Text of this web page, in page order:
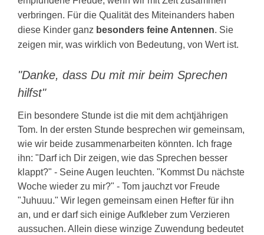
verbringen. Für die Qualität des Miteinanders haben
diese Kinder ganz besonders feine Antennen. Sie
zeigen mir, was wirklich von Bedeutung, von Wert ist.
"Danke, dass Du mit mir beim Sprechen
hilfst"
Ein besondere Stunde ist die mit dem achtjährigen
Tom. In der ersten Stunde besprechen wir gemeinsam,
wie wir beide zusammenarbeiten könnten. Ich frage
ihn: "Darf ich Dir zeigen, wie das Sprechen besser
klappt?" - Seine Augen leuchten. "Kommst Du nächste
Woche wieder zu mir?" - Tom jauchzt vor Freude
"Juhuuu." Wir legen gemeinsam einen Hefter für ihn
an, und er darf sich einige Aufkleber zum Verzieren
aussuchen. Allein diese winzige Zuwendung bedeutet